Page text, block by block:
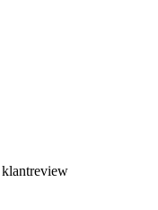
klantreview